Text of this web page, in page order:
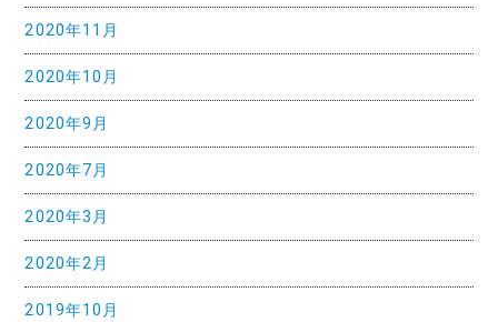
2020年11月
2020年10月
2020年9月
2020年7月
2020年3月
2020年2月
2019年10月